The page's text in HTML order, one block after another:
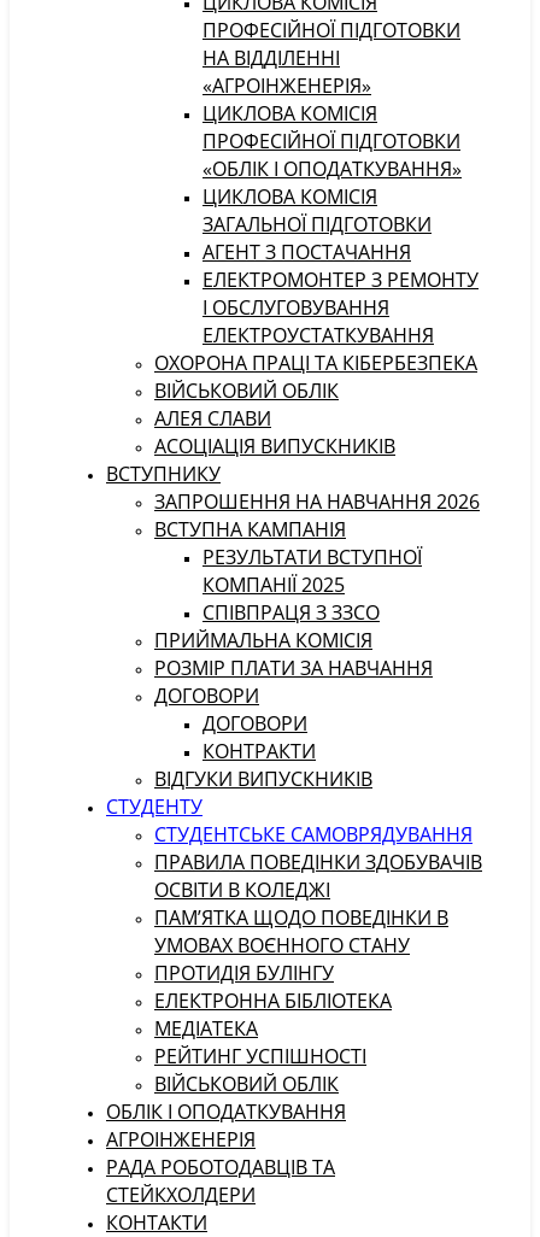
ПРОФЕСІЙНОЇ ПІДГОТОВКИ
НА ВІДДІЛЕННІ
«АГРОІНЖЕНЕРІЯ»
ЦИКЛОВА КОМІСІЯ
ПРОФЕСІЙНОЇ ПІДГОТОВКИ
«ОБЛІК І ОПОДАТКУВАННЯ»
ЦИКЛОВА КОМІСІЯ
ЗАГАЛЬНОЇ ПІДГОТОВКИ
АГЕНТ З ПОСТАЧАННЯ
ЕЛЕКТРОМОНТЕР З РЕМОНТУ
І ОБСЛУГОВУВАННЯ
ЕЛЕКТРОУСТАТКУВАННЯ
ОХОРОНА ПРАЦІ ТА КІБЕРБЕЗПЕКА
ВІЙСЬКОВИЙ ОБЛІК
АЛЕЯ СЛАВИ
АСОЦІАЦІЯ ВИПУСКНИКІВ
ВСТУПНИКУ
ЗАПРОШЕННЯ НА НАВЧАННЯ 2026
ВСТУПНА КАМПАНІЯ
РЕЗУЛЬТАТИ ВСТУПНОЇ
КОМПАНІЇ 2025
СПІВПРАЦЯ З ЗЗСО
ПРИЙМАЛЬНА КОМІСІЯ
РОЗМІР ПЛАТИ ЗА НАВЧАННЯ
ДОГОВОРИ
ДОГОВОРИ
КОНТРАКТИ
ВІДГУКИ ВИПУСКНИКІВ
СТУДЕНТУ
CТУДЕНТСЬКЕ САМОВРЯДУВАННЯ
ПРАВИЛА ПОВЕДІНКИ ЗДОБУВАЧІВ
ОСВІТИ В КОЛЕДЖІ
ПАМ’ЯТКА ЩОДО ПОВЕДІНКИ В
УМОВАХ ВОЄННОГО СТАНУ
ПРОТИДІЯ БУЛІНГУ
ЕЛЕКТРОННА БІБЛІОТЕКА
МЕДІАТЕКА
РЕЙТИНГ УСПІШНОСТІ
ВІЙСЬКОВИЙ ОБЛІК
ОБЛІК І ОПОДАТКУВАННЯ
АГРОІНЖЕНЕРІЯ
РАДА РОБОТОДАВЦІВ ТА
СТЕЙКХОЛДЕРИ
КОНТАКТИ